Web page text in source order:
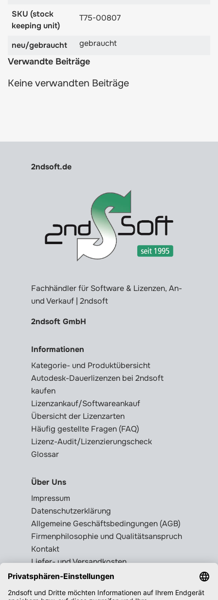
SKU (stock
keeping unit)
T75-00807
neu/gebraucht gebraucht
Verwandte Beiträge
Keine verwandten Beiträge
2ndsoft.de
Fachhändler für Software & Lizenzen, An-
und Verkauf | 2ndsoft
2ndsoft GmbH
Informationen
Kategorie- und Produktübersicht
Autodesk-Dauerlizenzen bei 2ndsoft
kaufen
Lizenzankauf/Softwareankauf
Übersicht der Lizenzarten
Häufig gestellte Fragen (FAQ)
Lizenz-Audit/Lizenzierungscheck
Glossar
Über Uns
Impressum
Datenschutzerklärung
Allgemeine Geschäftsbedingungen (AGB)
Firmenphilosophie und Qualitätsanspruch
Kontakt
Liefer- und Versandkosten
Rückgabebedingungen